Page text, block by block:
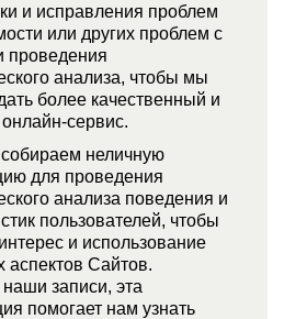
и исправления проблем
или других проблем с
проведения
анализа, чтобы мы
более качественный и
сервис.
неличную
для проведения
анализа поведения и
пользователей, чтобы
и использование
аспектов Сайтов.
записи, эта
помогает нам узнать